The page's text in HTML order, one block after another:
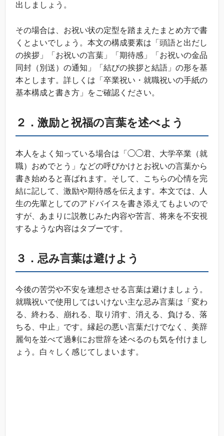
出しましょう。
その場合は、お祝い状の定型を踏まえたまとめ方で書
くとよいでしょう。本文の構成要素は「頭語と出だし
の挨拶」「お祝いの言葉」「期待感」「お祝いの金品
同封（別送）の通知」「結びの挨拶と結語」の形を基
本とします。詳しくは「卒業祝い・就職祝いの手紙の
基本構成と書き方」をご確認ください。
２．激励と祝福の言葉を述べよう
本人をよく知っている場合は「◯◯君、大学卒業（就
職）おめでとう」などの呼びかけとお祝いの言葉から
書き始めると喜ばれます。そして、こちらの心情を完
結に記して、激励や期待感を伝えます。本文では、人
生の先輩としてのアドバイスを書き添えてもよいので
すが、あまりに説教じみた内容や苦言、将来を不安視
するような内容はタブーです。
３．忌み言葉は避けよう
今後の苦労や不安を連想させる言葉は避けましょう。
就職祝いで使用してはいけない主な忌み言葉は「変わ
る、終わる、崩れる、取り消す、消える、負ける、落
ちる、中止」です。縁起の悪い言葉だけでなく、美辞
麗句を並べて過剰にお世辞を述べるのも気を付けまし
ょう。白々しく感じてしまいます。